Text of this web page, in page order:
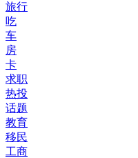
旅行
吃
车
房
卡
求职
热投
话题
教育
移民
工商